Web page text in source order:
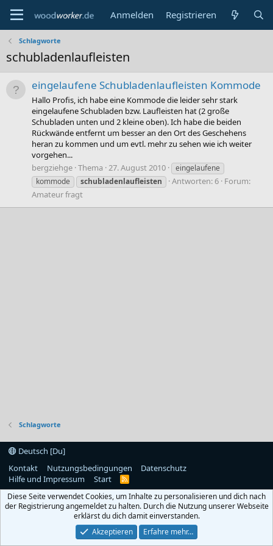
Anmelden Registrieren
Schlagworte
schubladenlaufleisten
eingelaufene Schubladenlaufleisten Kommode
Hallo Profis, ich habe eine Kommode die leider sehr stark
eingelaufene Schubladen bzw. Laufleisten hat (2 große
Schubladen unten und 2 kleine oben). Ich habe die beiden
Rückwände entfernt um besser an den Ort des Geschehens
heran zu kommen und um evtl. mehr zu sehen wie ich weiter
vorgehen...
bergziehge Thema 27. August 2010
eingelaufene
kommode
schubladenlaufleisten Antworten: 6 Forum:
Amateur fragt
Schlagworte
Deutsch [Du]
Kontakt
Nutzungsbedingungen
Datenschutz
Hilfe und Impressum
Start
R
S
Diese Seite verwendet Cookies, um Inhalte zu personalisieren und dich nach
der Registrierung angemeldet zu halten. Durch die Nutzung unserer Webseite
erklärst du dich damit einverstanden.
Akzeptieren
Erfahre mehr…